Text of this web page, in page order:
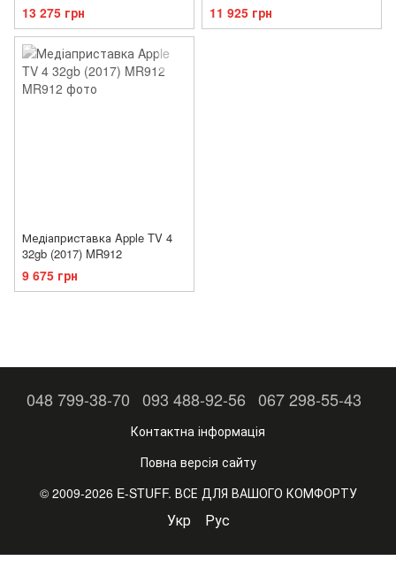
13 275 грн 11 925 грн
Медіаприставка Apple TV 4
32gb (2017) MR912
9 675 грн
048 799-38-70 093 488-92-56 067 298-55-43
Контактна інформація
Повна версія сайту
© 2009-2026 E-STUFF. ВСЕ ДЛЯ ВАШОГО КОМФОРТУ
Укр Рус